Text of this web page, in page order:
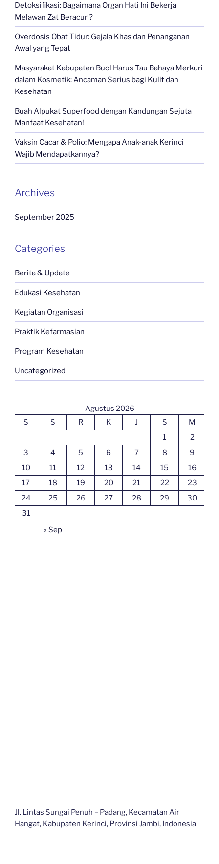
Detoksifikasi: Bagaimana Organ Hati Ini Bekerja
Melawan Zat Beracun?
Overdosis Obat Tidur: Gejala Khas dan Penanganan
Awal yang Tepat
Masyarakat Kabupaten Buol Harus Tau Bahaya Merkuri
dalam Kosmetik: Ancaman Serius bagi Kulit dan
Kesehatan
Buah Alpukat Superfood dengan Kandungan Sejuta
Manfaat Kesehatan!
Vaksin Cacar & Polio: Mengapa Anak-anak Kerinci
Wajib Mendapatkannya?
Archives
September 2025
Categories
Berita & Update
Edukasi Kesehatan
Kegiatan Organisasi
Praktik Kefarmasian
Program Kesehatan
Uncategorized
Agustus 2026
S
S R K J S
M
1
2
3
4 5 6 7 8
9
10
11 12 13 14 15
16
17
18 19 20 21 22
23
24
25 26 27 28 29
30
31
« Sep
Jl. Lintas Sungai Penuh – Padang, Kecamatan Air
Hangat, Kabupaten Kerinci, Provinsi Jambi, Indonesia